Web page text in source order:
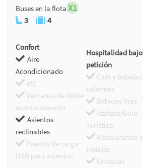
Buses en la flota X1
3 4
Confort
Aire
Acondicionado
WC
Ventanas de doble
acristalamiento
Asientos
reclinables
Puertos de carga
USB para asientos
Hospitalidad bajo
petición
Café y bebidas
calientes
Bebidas frías
Azafata/Guía
Turística
Restaurantes y
Hoteles
Entradas